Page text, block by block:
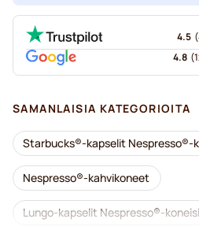
4.5 (
4.8 (
SAMANLAISIA KATEGORIOITA
Starbucks®-kapselit Nespresso®-
Nespresso®-kahvikoneet
Lungo-kapselit Nespresso®-